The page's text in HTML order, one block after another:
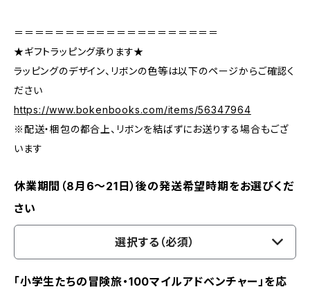
＝＝＝＝＝＝＝＝＝＝＝＝＝＝＝＝＝＝＝＝
★ギフトラッピング承ります★
ラッピングのデザイン、リボンの色等は以下のページからご確認く
ださい
https://www.bokenbooks.com/items/56347964
※配送・梱包の都合上、リボンを結ばずにお送りする場合もござ
います
休業期間（8月6〜21日）後の発送希望時期をお選びくだ
さい
選択する（必須）
「小学生たちの冒険旅・100マイルアドベンチャー」を応